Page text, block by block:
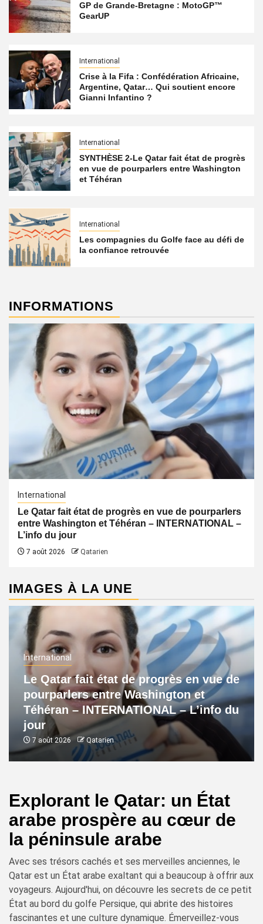
GP de Grande-Bretagne : MotoGP™
GearUP
International
Crise à la Fifa : Confédération Africaine,
Argentine, Qatar… Qui soutient encore
Gianni Infantino ?
International
SYNTHÈSE 2-Le Qatar fait état de progrès
en vue de pourparlers entre Washington
et Téhéran
International
Les compagnies du Golfe face au défi de
la confiance retrouvée
INFORMATIONS
International
Le Qatar fait état de progrès en vue de pourparlers
entre Washington et Téhéran – INTERNATIONAL –
L’info du jour
7 août 2026 Qatarien
IMAGES À LA UNE
International
Le Qatar fait état de progrès en vue de
pourparlers entre Washington et
Téhéran – INTERNATIONAL – L’info du
jour
7 août 2026 Qatarien
Explorant le Qatar: un État
arabe prospère au cœur de
la péninsule arabe
Avec ses trésors cachés et ses merveilles anciennes, le
Qatar est un État arabe exaltant qui a beaucoup à offrir aux
voyageurs. Aujourd'hui, on découvre les secrets de ce petit
État au bord du golfe Persique, qui abrite des histoires
fascinantes et une culture dynamique. Émerveillez-vous